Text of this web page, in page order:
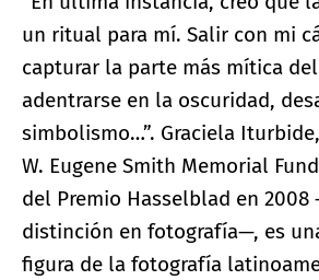
un ritual para mí. Salir con mi
capturar la parte más mítica
adentrarse en la oscuridad,
simbolismo…”. Graciela
W. Eugene Smith Memorial
del Premio Hasselblad en
distinción en fotografía—, es
figura de la fotografía